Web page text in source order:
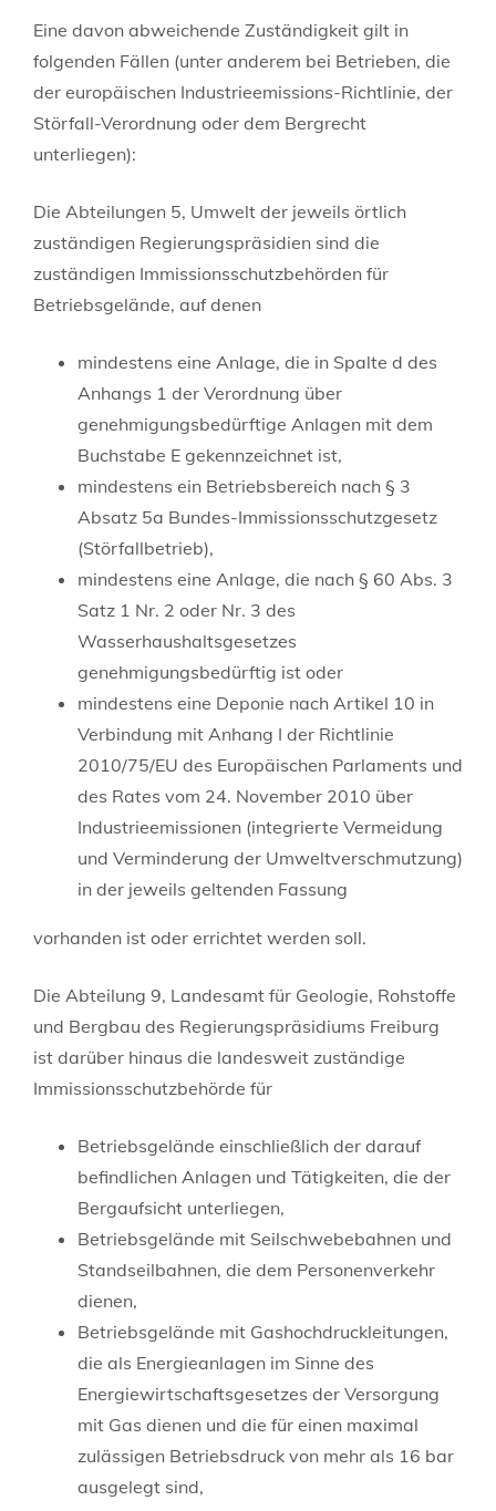
Eine davon abweichende Zuständigkeit gilt in
folgenden Fällen (unter anderem bei Betrieben, die
der europäischen Industrieemissions-Richtlinie, der
Störfall-Verordnung oder dem Bergrecht
unterliegen):
Die Abteilungen 5, Umwelt der jeweils örtlich
zuständigen Regierungspräsidien sind die
zuständigen Immissionsschutzbehörden für
Betriebsgelände, auf denen
mindestens eine Anlage, die in Spalte d des
Anhangs 1 der Verordnung über
genehmigungsbedürftige Anlagen mit dem
Buchstabe E gekennzeichnet ist,
mindestens ein Betriebsbereich nach § 3
Absatz 5a Bundes-Immissionsschutzgesetz
(Störfallbetrieb),
mindestens eine Anlage, die nach § 60 Abs. 3
Satz 1 Nr. 2 oder Nr. 3 des
Wasserhaushaltsgesetzes
genehmigungsbedürftig ist oder
mindestens eine Deponie nach Artikel 10 in
Verbindung mit Anhang I der Richtlinie
2010/75/EU des Europäischen Parlaments und
des Rates vom 24. November 2010 über
Industrieemissionen (integrierte Vermeidung
und Verminderung der Umweltverschmutzung)
in der jeweils geltenden Fassung
vorhanden ist oder errichtet werden soll.
Die Abteilung 9, Landesamt für Geologie, Rohstoffe
und Bergbau des Regierungspräsidiums Freiburg
ist darüber hinaus die landesweit zuständige
Immissionsschutzbehörde für
Betriebsgelände einschließlich der darauf
befindlichen Anlagen und Tätigkeiten, die der
Bergaufsicht unterliegen,
Betriebsgelände mit Seilschwebebahnen und
Standseilbahnen, die dem Personenverkehr
dienen,
Betriebsgelände mit Gashochdruckleitungen,
die als Energieanlagen im Sinne des
Energiewirtschaftsgesetzes der Versorgung
mit Gas dienen und die für einen maximal
zulässigen Betriebsdruck von mehr als 16 bar
ausgelegt sind,